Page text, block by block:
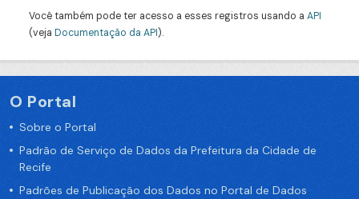
Você também pode ter acesso a esses registros usando a API
(veja Documentação da API).
O Portal
Sobre o Portal
Padrão de Serviço de Dados da Prefeitura da Cidade de
Recife
Padrões de Publicação dos Dados no Portal de Dados